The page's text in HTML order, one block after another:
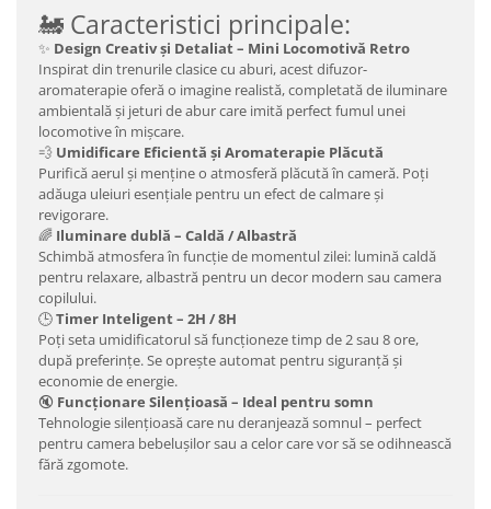
🚂 Caracteristici principale:
✨ Design Creativ și Detaliat – Mini Locomotivă Retro
Inspirat din trenurile clasice cu aburi, acest difuzor-
aromaterapie oferă o imagine realistă, completată de iluminare
ambientală și jeturi de abur care imită perfect fumul unei
locomotive în mișcare.
💨 Umidificare Eficientă și Aromaterapie Plăcută
Purifică aerul și menține o atmosferă plăcută în cameră. Poți
adăuga uleiuri esențiale pentru un efect de calmare și
revigorare.
🌈 Iluminare dublă – Caldă / Albastră
Schimbă atmosfera în funcție de momentul zilei: lumină caldă
pentru relaxare, albastră pentru un decor modern sau camera
copilului.
🕒Timer Inteligent – 2H / 8H
Poți seta umidificatorul să funcționeze timp de 2 sau 8 ore,
după preferințe. Se oprește automat pentru siguranță și
economie de energie.
🔇 Funcționare Silențioasă – Ideal pentru somn
Tehnologie silențioasă care nu deranjează somnul – perfect
pentru camera bebelușilor sau a celor care vor să se odihnească
fără zgomote.